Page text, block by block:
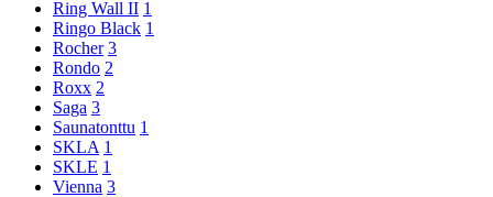
Ring Wall II 1
Ringo Black 1
Rocher 3
Rondo 2
Roxx 2
Saga 3
Saunatonttu 1
SKLA 1
SKLE 1
Vienna 3